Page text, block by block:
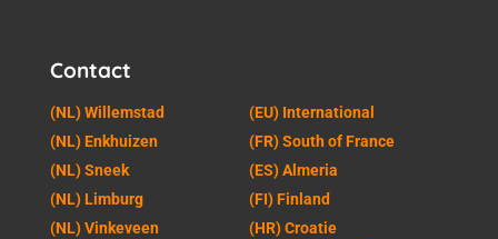
Contact
(NL) Willemstad
(NL) Enkhuizen
(NL) Sneek
(NL) Limburg
(NL) Vinkeveen
(EU) International
(FR) South of France
(ES) Almeria
(FI) Finland
(HR) Croatie